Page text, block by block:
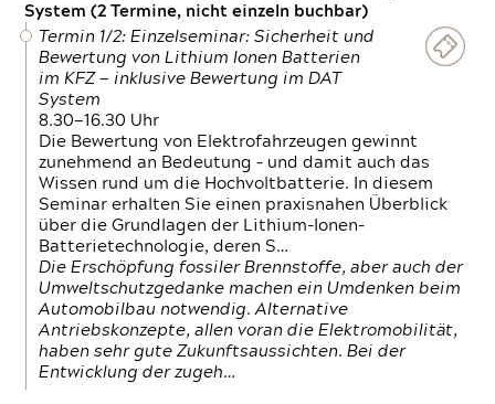
System (2 Termine, nicht einzeln buchbar)
Termin 1/2: Einzelseminar: Sicherheit und
Bewertung von Lithium Ionen Batterien
im KFZ — inklusive Bewertung im DAT
System
8.30—16.30 Uhr
Die Bewertung von Elektrofahrzeugen gewinnt
zunehmend an Bedeutung – und damit auch das
Wissen rund um die Hochvoltbatterie. In diesem
Seminar erhalten Sie einen praxisnahen Überblick
über die Grundlagen der Lithium-Ionen-
Batterietechnologie, deren S…
Die Erschöpfung fossiler Brennstoffe, aber auch der
Umweltschutzgedanke machen ein Umdenken beim
Automobilbau notwendig. Alternative
Antriebskonzepte, allen voran die Elektromobilität,
haben sehr gute Zukunftsaussichten. Bei der
Entwicklung der zugeh…